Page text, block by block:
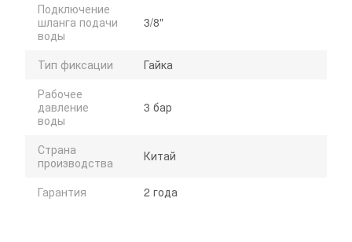
Подключение
шланга подачи
воды
3/8"
Тип фиксации
Гайка
Рабочее
давление
воды
3 бар
Страна
производства
Китай
Гарантия 2 года